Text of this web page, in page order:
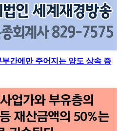
간에만 주어지는 양도 상속 증